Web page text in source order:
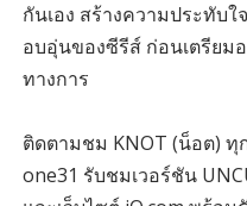
กันเอง สร้างความประทับ
อบอุ่นของซีรีส์ ก่อนเตรียม
ทางการ
ติดตามชม KNOT (น็อต) ทุ
one31 รับชมเวอร์ชัน